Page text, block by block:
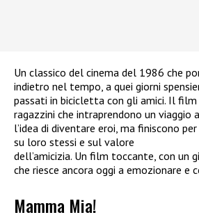
Un classico del cinema del 1986 che
indietro nel tempo, a quei giorni
passati in bicicletta con gli amici. Il film
ragazzini che intraprendono un viaggio
l’idea di diventare eroi, ma finiscono
su loro stessi e sul valore
dell’amicizia. Un film toccante, con un
che riesce ancora oggi a emozionare e
Mamma Mia!